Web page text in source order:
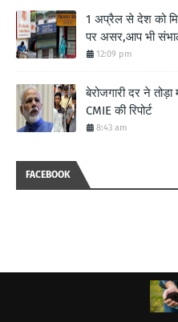
1 अप्रैल से देश को
पर असर,आप भी
12:09 pm
बेरोजगारी दर ने
CMIE की रिपोर्ट
8:43 am
FACEBOOK